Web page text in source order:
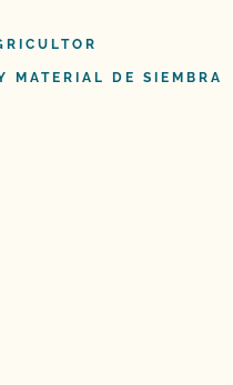
MATERIAL DE SIEMBRA